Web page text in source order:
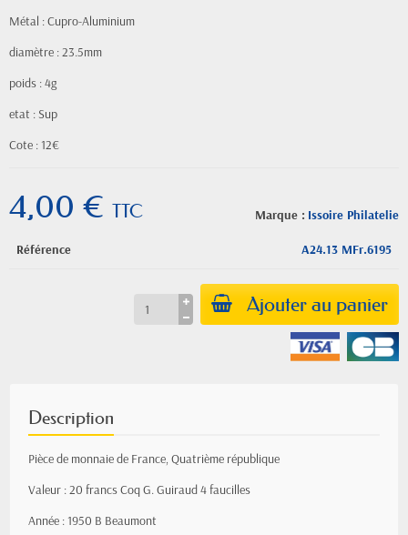
Métal : Cupro-Aluminium
diamètre : 23.5mm
poids : 4g
etat : Sup
Cote : 12€
Marque : Issoire Philatelie
4,00 € TTC
Référence A24.13 MFr.6195
Ajouter au panier
Description
Pièce de monnaie de France, Quatrième république
Valeur : 20 francs Coq G. Guiraud 4 faucilles
Année : 1950 B Beaumont